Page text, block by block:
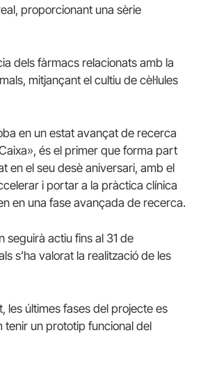
proporcionant una sèrie
dels fàrmacs relacionats amb la
mitjançant el cultiu de cèl·lules
en un estat avançat de recerca
és el primer que forma part
en el seu desè aniversari, amb el
i portar a la pràctica clínica
en una fase avançada de recerca.
seguirà actiu fins al 31 de
s’ha valorat la realització de les
les últimes fases del projecte es
tenir un prototip funcional del